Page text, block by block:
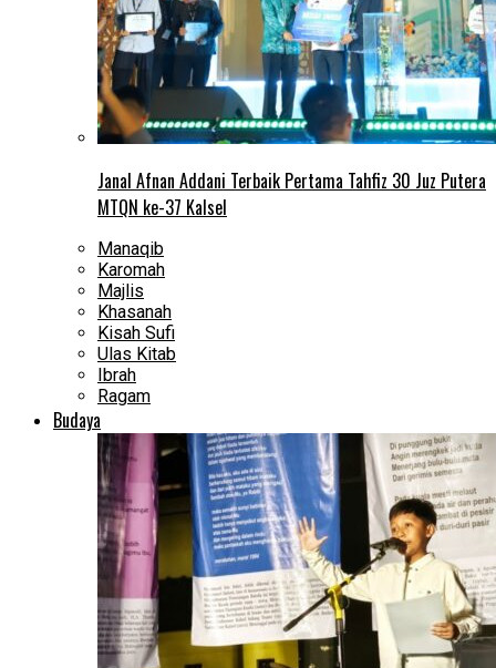
Janal Afnan Addani Terbaik Pertama Tahfiz 30 Juz Putera
MTQN ke-37 Kalsel
Manaqib
Karomah
Majlis
Khasanah
Kisah Sufi
Ulas Kitab
Ibrah
Ragam
Budaya